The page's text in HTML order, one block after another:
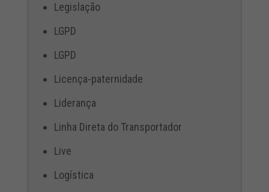
Legislação
LGPD
LGPD
Licença-paternidade
Liderança
Linha Direta do Transportador
Live
Logística